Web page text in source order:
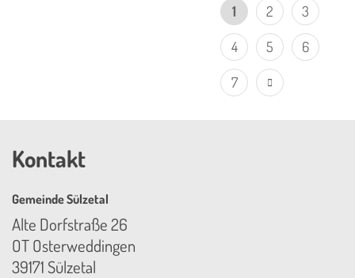
1 2 3
4 5 6
7
Kontakt
Gemeinde Sülzetal
Alte Dorfstraße 26
OT Osterweddingen
39171 Sülzetal